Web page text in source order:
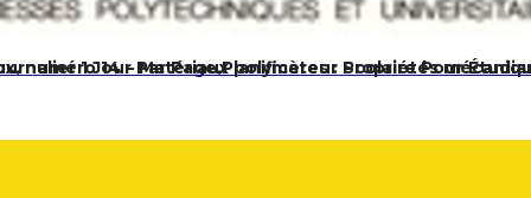
1 Jour Par Page,Planificateur Scolaire Pour
numéro 14 – Matériaux polymères : Propriétés